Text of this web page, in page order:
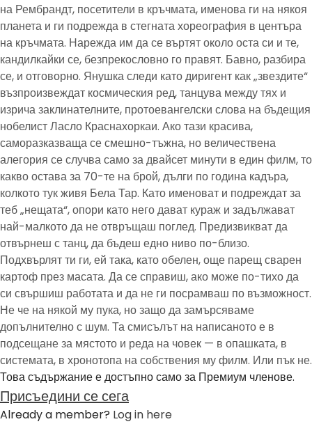
на Рембрандт, посетители в кръчмата, именова ги на някоя
планета и ги подрежда в стегната хореография в центъра
на кръчмата. Нарежда им да се въртят около оста си и те,
кандилкайки се, безпрекословно го правят. Бавно, разбира
се, и отговорно. Янушка следи като диригент как „звездите“
възпроизвеждат космическия ред, танцува между тях и
изрича заклинателните, протоевангелски слова на бъдещия
нобелист Ласло Краснахоркаи. Ако тази красива,
саморазказваща се смешно-тъжна, но величествена
алегория се случва само за двайсет минути в един филм, то
какво остава за 70-те на брой, дълги по година кадъра,
колкото тук живя Бела Тар. Като именоват и подреждат за
теб „нещата“, опори като него дават кураж и задължават
най-малкото да не отвръщаш поглед. Предизвикват да
отвърнеш с танц, да бъдеш едно ниво по-близо.
Подхвърлят ти ги, ей така, като обелен, още парещ сварен
картоф през масата. Да се справиш, ако може по-тихо да
си свършиш работата и да не ги посрамваш по възможност.
Не че на някой му пука, но защо да замърсяваме
допълнително с шум. Та смисълът на написаното е в
подсещане за мястото и реда на човек — в опашката, в
системата, в хронотопа на собствения му филм. Или пък не.
Това съдържание е достъпно само за Премиум членове.
Присъедини се сега
Already a member? Log in here